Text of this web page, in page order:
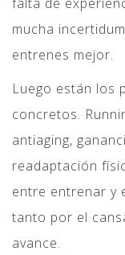
mucha
entrenes mejor.
Luego están los
concretos.
antiaging,
readaptación
entre entrenar y
tanto por el
avance.